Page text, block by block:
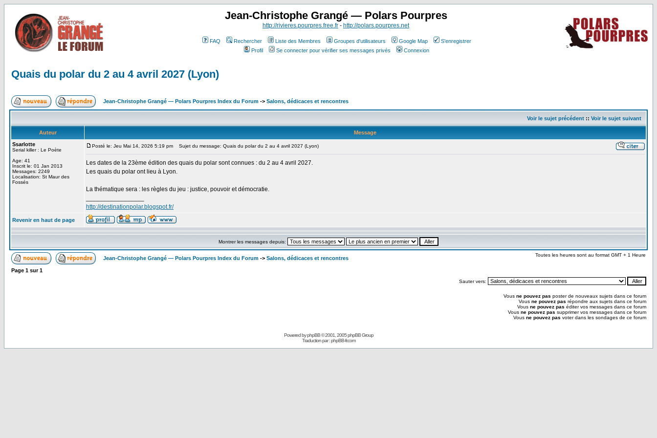
Jean-Christophe Grangé — Polars Pourpres
http://rivieres.pourpres.free.fr - http://polars.pourpres.net
FAQ Rechercher Liste des Membres Groupes d'utilisateurs Google Map
S'enregistrer
Profil
Se connecter pour vérifier ses messages privés Connexion
Quais du polar du 2 au 4 avril 2027 (Lyon)
Jean-Christophe Grangé — Polars Pourpres Index du Forum -> Salons, dédicaces et rencontres
Voir le sujet précédent :: Voir le sujet suivant
Auteur
Message
Ssarlotte
Serial killer : Le Poète
Age: 41
Inscrit le: 01 Jan 2013
Messages: 2249
Localisation: St Maur des
Fossés
Posté le: Jeu Mai 14, 2026 5:19 pm Sujet du message: Quais du polar du 2 au 4 avril 2027 (Lyon)
Les dates de la 23ème édition des quais du polar sont connues : du 2 au 4 avril 2027.
Les quais du polar ont lieu à Lyon.
La thématique sera : les règles du jeu : justice, pouvoir et démocratie.
http://destinationpolar.blogspot.fr/
Revenir en haut de page
Montrer les messages depuis:
Jean-Christophe Grangé — Polars Pourpres Index du Forum -> Salons, dédicaces et rencontres
Toutes les heures sont au format GMT + 1 Heure
Page 1 sur1
Sauter vers:
Vous ne pouvez pas poster de nouveaux sujets dans ce forum
Vous ne pouvez pas répondre aux sujets dans ce forum
Vous ne pouvez pas éditer vos messages dans ce forum
Vous ne pouvez pas supprimer vos messages dans ce forum
Vous ne pouvez pas voter dans les sondages de ce forum
Powered byphpBB© 2001, 2005 phpBB Group
Traduction par :phpBB-fr.com